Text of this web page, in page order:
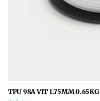
TPU 98A VIT 1.75MM 0.65KG